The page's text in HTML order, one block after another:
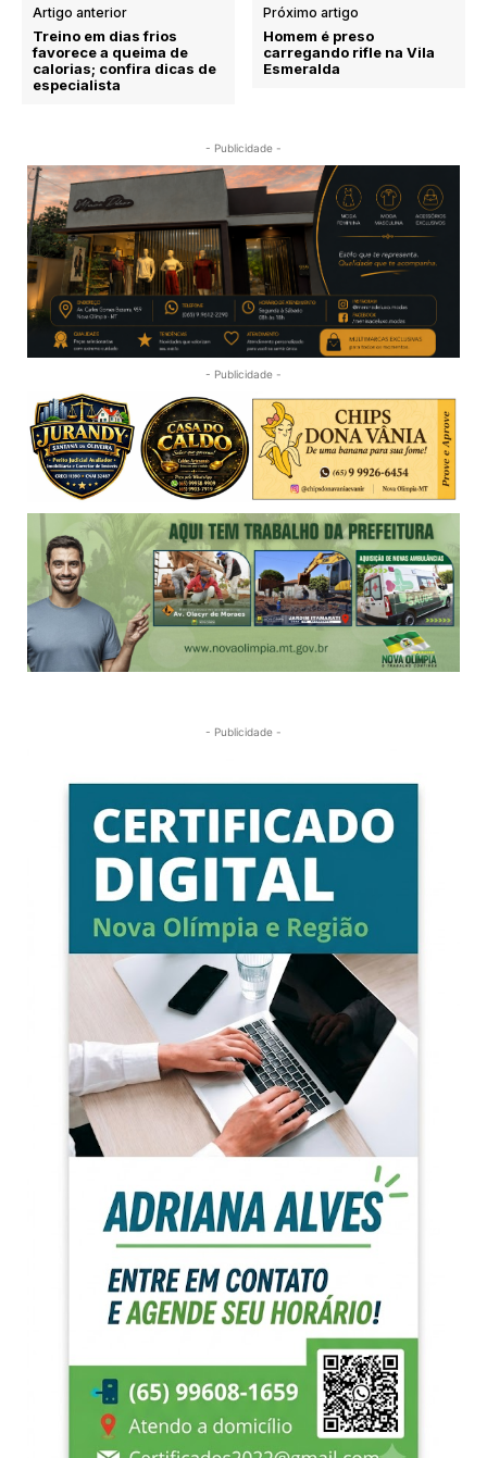
Artigo anterior
Treino em dias frios
favorece a queima de
calorias; confira dicas de
especialista
Próximo artigo
Homem é preso
carregando rifle na Vila
Esmeralda
- Publicidade -
- Publicidade -
- Publicidade -